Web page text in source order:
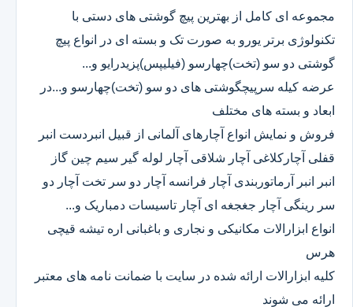
مجموعه ای کامل از بهترین پیچ گوشتی های دستی با
تکنولوژی برتر یورو به صورت تک و بسته ای در انواع پیچ
گوشتی دو سو (تخت)چهارسو (فیلیپس)پزیدرایو و...
عرضه کیله سرپیچگوشتی های دو سو (تخت)چهارسو و...در
ابعاد و بسته های مختلف
فروش و نمایش انواع آچارهای آلمانی از قبیل انبردست انبر
قفلی آچارکلاغی آچار شلاقی آچار لوله گیر سیم چین گاز
انبر انبر آرماتوربندی آچار فرانسه آچار دو سر تخت آچار دو
سر رینگی آچار جغجغه ای آچار تاسیسات دمباریک و...
انواع ابزارالات مکانیکی و نجاری و باغبانی اره تیشه قیچی
هرس
کلیه ابزارالات ارائه شده در سایت با ضمانت نامه های معتبر
ارائه می شوند